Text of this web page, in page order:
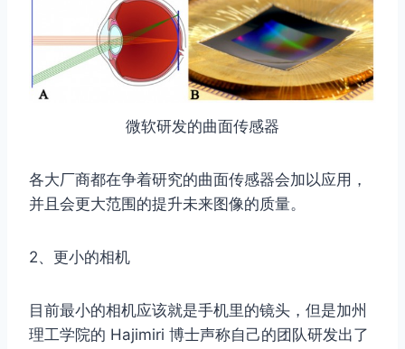
微软研发的曲面传感器
各大厂商都在争着研究的曲面传感器会加以应用，
并且会更大范围的提升未来图像的质量。
2、更小的相机
目前最小的相机应该就是手机里的镜头，但是加州
理工学院的 Hajimiri 博士声称自己的团队研发出了